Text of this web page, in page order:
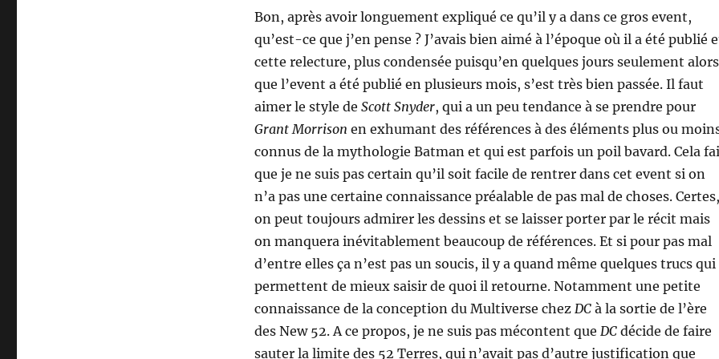
Bon, après avoir longuement expliqué ce qu’il y a dans ce gros event,
qu’est-ce que j’en pense ? J’avais bien aimé à l’époque où il a été publié
cette relecture, plus condensée puisqu’en quelques jours seulement alors
que l’event a été publié en plusieurs mois, s’est très bien passée. Il faut
aimer le style de Scott Snyder, qui a un peu tendance à se prendre pour
Grant Morrison en exhumant des références à des éléments plus ou
connus de la mythologie Batman et qui est parfois un poil bavard. Cela
que je ne suis pas certain qu’il soit facile de rentrer dans cet event si on
n’a pas une certaine connaissance préalable de pas mal de choses. Certes,
on peut toujours admirer les dessins et se laisser porter par le récit mais
on manquera inévitablement beaucoup de références. Et si pour pas mal
d’entre elles ça n’est pas un soucis, il y a quand même quelques trucs qui
permettent de mieux saisir de quoi il retourne. Notamment une petite
connaissance de la conception du Multiverse chez DCà la sortie de l’ère
des New 52. A ce propos, je ne suis pas mécontent que DCdécide de faire
sauter la limite des 52 Terres, qui n’avait pas d’autre justification que